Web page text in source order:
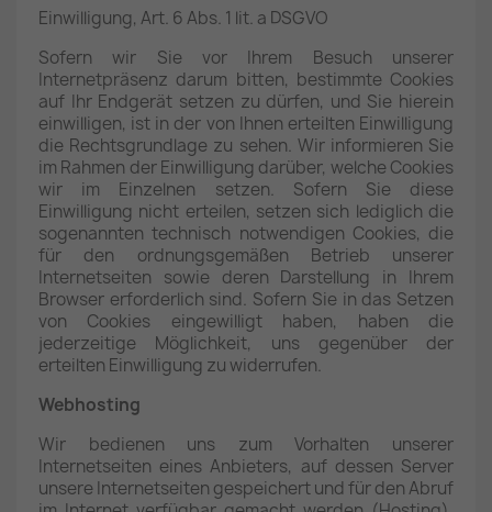
Einwilligung, Art. 6 Abs. 1 lit. a DSGVO
Sofern wir Sie vor Ihrem Besuch unserer
Internetpräsenz darum bitten, bestimmte Cookies
auf Ihr Endgerät setzen zu dürfen, und Sie hierein
einwilligen, ist in der von Ihnen erteilten Einwilligung
die Rechtsgrundlage zu sehen. Wir informieren Sie
im Rahmen der Einwilligung darüber, welche Cookies
wir im Einzelnen setzen. Sofern Sie diese
Einwilligung nicht erteilen, setzen sich lediglich die
sogenannten technisch notwendigen Cookies, die
für den ordnungsgemäßen Betrieb unserer
Internetseiten sowie deren Darstellung in Ihrem
Browser erforderlich sind. Sofern Sie in das Setzen
von Cookies eingewilligt haben, haben die
jederzeitige Möglichkeit, uns gegenüber der
erteilten Einwilligung zu widerrufen.
Webhosting
Wir bedienen uns zum Vorhalten unserer
Internetseiten eines Anbieters, auf dessen Server
unsere Internetseiten gespeichert und für den Abruf